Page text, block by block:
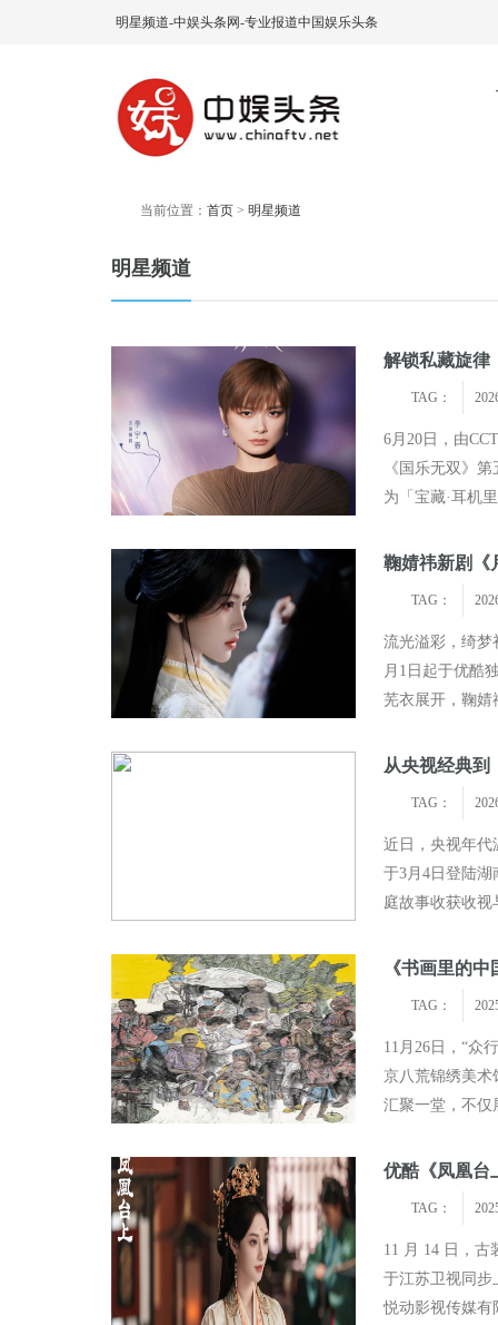
明星频道-中娱头条网-专业报道中国娱乐头条
当前位置： 首页 > 明星频道
明星频道
解锁私藏旋律
TAG：
6月20日，由
《国乐无双》
为「宝藏·耳机
鞠婧祎新剧《
TAG：
流光溢彩，绮梦
月1日起于优酷
芜衣展开，鞠婧
从央视经典到
TAG：
近日，央视年代
于3月4日登陆
庭故事收获收
《书画里的
TAG：
11月26日，“众
京八荒锦绣美术
汇聚一堂，不仅
优酷《凤凰台
TAG：
11 月 14 日，
于江苏卫视同步
悦动影视传媒有
音乐素养 《Simon》突破性唱